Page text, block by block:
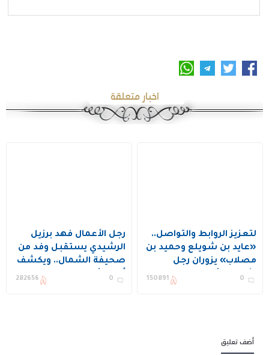
اخبار متعلقة
لتعزيز الروابط والتواصل..
«عايد بن شويلع وحميد بن
مصلاب» يزوران رجل
الأعمال شايم بن بنيان في
0
150891
رجل الأعمال فهد برزيل
الرشيدي يستقبل وفد من
صحيفة الشمال.. ويكشف
أبرز مشاركاته بمنقية
مزعلات في المسابقات
0
282656
أضف تعليق